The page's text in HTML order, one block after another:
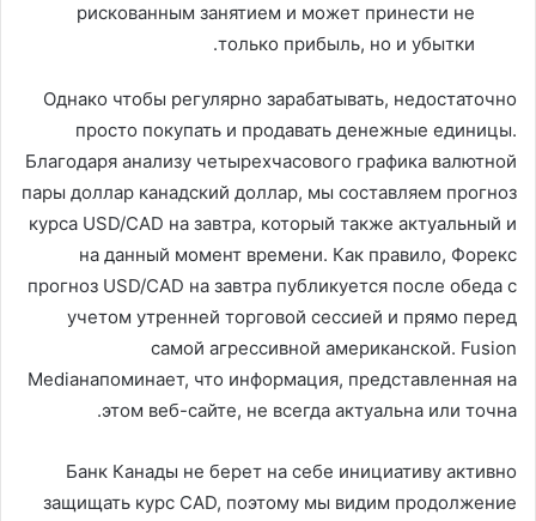
рискованным занятием и может принести не
только прибыль, но и убытки.
Однако чтобы регулярно зарабатывать, недостаточно
просто покупать и продавать денежные единицы.
Благодаря анализу четырехчасового графика валютной
пары доллар канадский доллар, мы составляем прогноз
курса USD/CAD на завтра, который также актуальный и
на данный момент времени. Как правило, Форекс
прогноз USD/CAD на завтра публикуется после обеда с
учетом утренней торговой сессией и прямо перед
самой агрессивной американской. Fusion
Mediaнапоминает, что информация, представленная на
этом веб-сайте, не всегда актуальна или точна.
Банк Канады не берет на себе инициативу активно
защищать курс CAD, поэтому мы видим продолжение